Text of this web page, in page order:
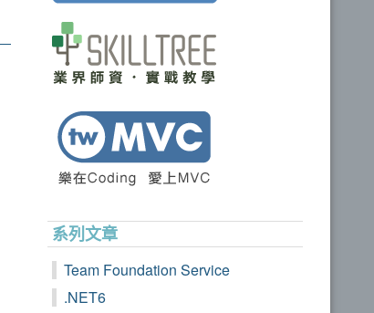
系列文章
Team Foundation Service
.NET6